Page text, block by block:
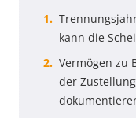
kann die
Vermögen zu
der